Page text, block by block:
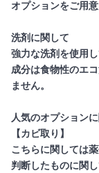
オプションをご用意
洗剤に関して
強力な洗剤を使用
成分は食物性のエ
ません。
人気のオプション
【カビ取り】
こちらに関しては
判断したものに関